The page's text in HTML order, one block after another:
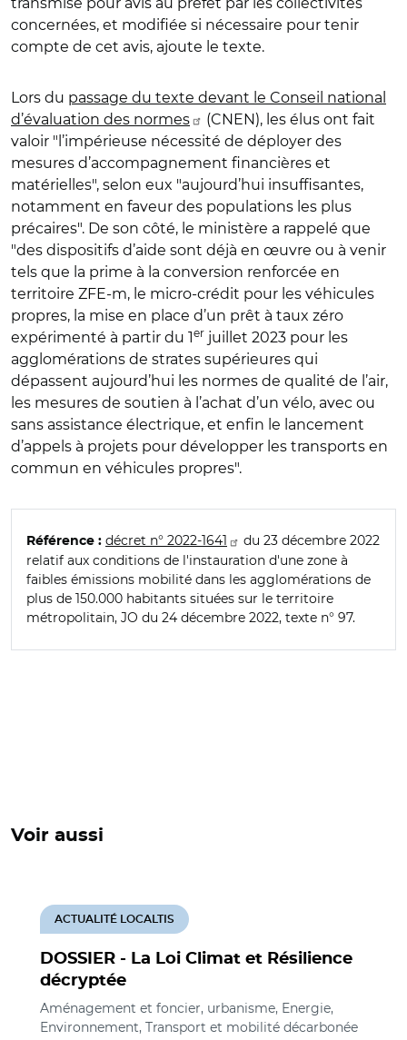
concernées, et modifiée si nécessaire pour tenir
compte de cet avis, ajoute le texte.
Lors du passage du texte devant le Conseil national
d’évaluation des normes
(CNEN), les élus ont fait
valoir "l’impérieuse nécessité de déployer des
mesures d’accompagnement financières et
matérielles", selon eux "aujourd’hui insuffisantes,
notamment en faveur des populations les plus
précaires". De son côté, le ministère a rappelé que
"des dispositifs d’aide sont déjà en œuvre ou à venir
tels que la prime à la conversion renforcée en
territoire ZFE-m, le micro-crédit pour les véhicules
propres, la mise en place d’un prêt à taux zéro
expérimenté à partir du 1er juillet 2023 pour les
agglomérations de strates supérieures qui
dépassent aujourd’hui les normes de qualité de l’air,
les mesures de soutien à l’achat d’un vélo, avec ou
sans assistance électrique, et enfin le lancement
d’appels à projets pour développer les transports en
commun en véhicules propres".
Référence : décret n° 2022-1641
du 23 décembre 2022
relatif aux conditions de l'instauration d'une zone à
faibles émissions mobilité dans les agglomérations de
plus de 150.000 habitants situées sur le territoire
métropolitain, JO du 24 décembre 2022, texte n° 97.
Voir aussi
DOSSIER - La Loi Climat et Résilience
décryptée
ACTUALITÉ LOCALTIS
Aménagement et foncier, urbanisme, Energie,
Environnement, Transport et mobilité décarbonée